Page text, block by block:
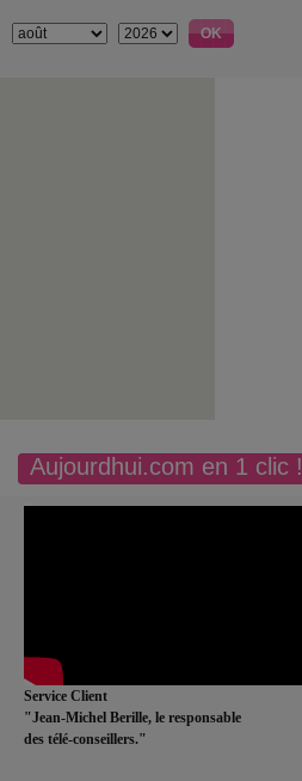
Aujourdhui.com en 1 clic !
Service Client
"Jean-Michel Berille, le responsable
des télé-conseillers."